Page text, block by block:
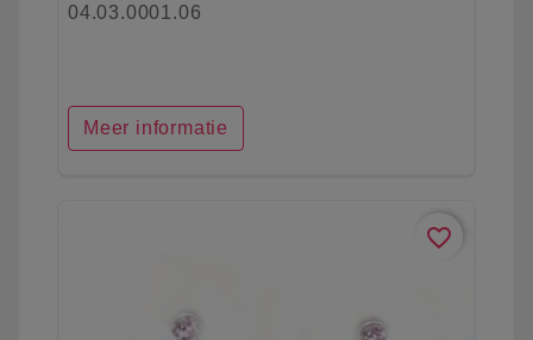
04.03.0001.06
Meer informatie
favorite_border